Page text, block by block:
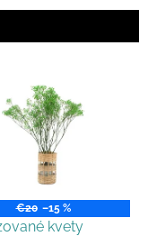
€20 –15 %
kvety